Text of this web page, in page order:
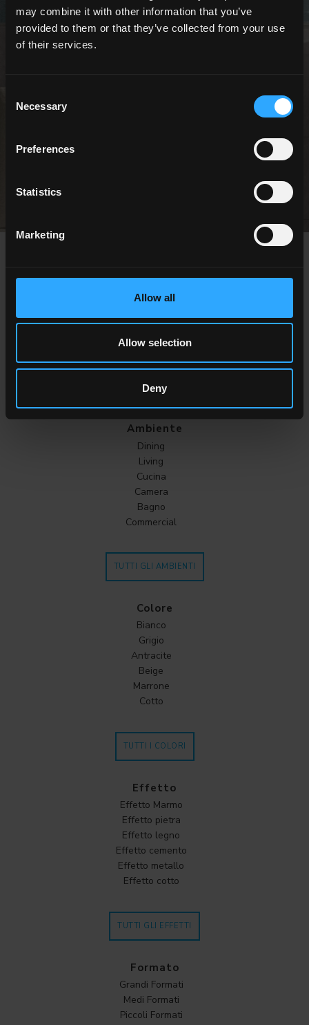
may combine it with other information that you’ve
provided to them or that they’ve collected from your use
of their services.
Selection
Necessary
Preferences
Statistics
Marketing
Allow all
Allow selection
Deny
Superfici tecniche per spazi esterni
Indoor
Outdoor
Ambiente
Dining
Living
Cucina
Camera
Bagno
Commercial
TUTTI GLI AMBIENTI
Colore
Bianco
Grigio
Antracite
Beige
Marrone
Cotto
TUTTI I COLORI
Effetto
Effetto Marmo
Effetto pietra
Effetto legno
Effetto cemento
Effetto metallo
Effetto cotto
TUTTI GLI EFFETTI
Formato
Grandi Formati
Medi Formati
Piccoli Formati